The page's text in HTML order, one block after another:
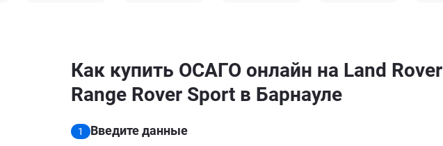
Как купить ОСАГО онлайн на Land Rover
Range Rover Sport в Барнауле
1 Введите данные